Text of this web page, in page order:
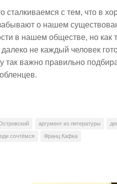
сталкиваемся с тем, что в
о нашем
в нашем обществе, но как
не каждый человек
так важно правильно
аргумент из литературы
сочтёмся Франц Кафка